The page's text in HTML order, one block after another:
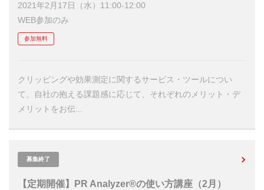
2021年2月17日（水）11:00-12:00
WEB参加のみ
参加無料
クリッピングや効果測定に関するサービス・ツールについ
て、自社の抱える課題感に応じて、それぞれのメリット・デ
メリットをお伝...
募集終了
【定期開催】PR Analyzer®の使い方講座（2月）